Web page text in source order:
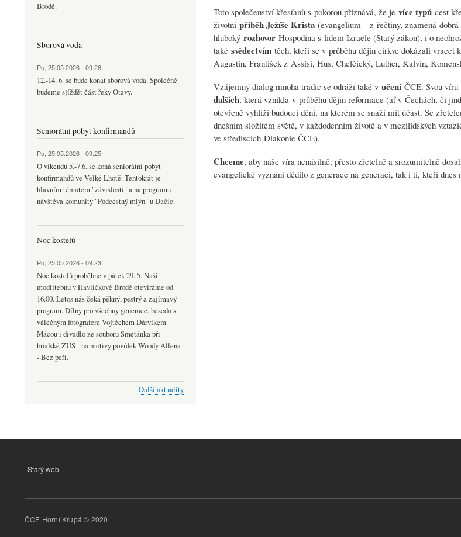
Toto společenství křesťanů s pokorou přiznává, že je více typůcest
životní příběh Ježíše Krista (evangelium – z řečtiny, znamená
hlubokýrozhovor Hospodina s lidem Izraele (Starý zákon), i o
také svědectvímtěch, kteří se v průběhu dějin církve dokázali vracet
Augustin, František z Assisi, Hus, Chelčický, Luther, Kalvín,
Vzájemný dialog mnoha tradic se odráží také v učeníČCE. Svou víru
dalších, která vznikla v průběhu dějin reformace (ať v Čechách, či
otevřeně vyhlíží budoucí dění, na kterém se snaží mít účast. Se
dnešním složitém světě, v každodenním životě a v mezilidských
ve střediscích Diakonie ČCE).
Chceme, aby naše víra nenásilně, přesto zřetelně a srozumitelně
evangelické vyznání dědilo z generace na generaci, tak i ti, kteří
Brodě.
Sborová voda
Po, 25.05.2026 - 09:26
12.-14. 6. se bude konat sborová voda. Společně
budeme sjíždět část řeky Otavy.
Seniorátní pobyt konfirmandů
Po, 25.05.2026 - 09:25
O víkendu 5.-7.6. se koná seniorátní pobyt
konfirmandů ve Velké Lhotě. Tentokrát je
hlavním tématem "závislosti" a na programu
návštěva komunity "Podcestný mlýn" u Dačic.
Noc kostelů
Po, 25.05.2026 - 09:23
Noc kostelů proběhne v pátek 29. 5. Naši
modlitebnu v Havlíčkově Brodě otevíráme od
16.00. Letos nás čeká pěkný, pestrý a zajímavý
program. Dílny pro všechny generace, beseda s
válečným fotografem Vojtěchem Dárvíkem
Mácou i divadlo ze souboru Smetánka při
brodské ZUŠ - na motivy povídek Woody Allena
- Bez peří.
Další aktuality
MENU
Starý web
ČCE Horní Krupá © 2020